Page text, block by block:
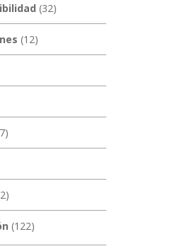
(32)
(12)
(122)